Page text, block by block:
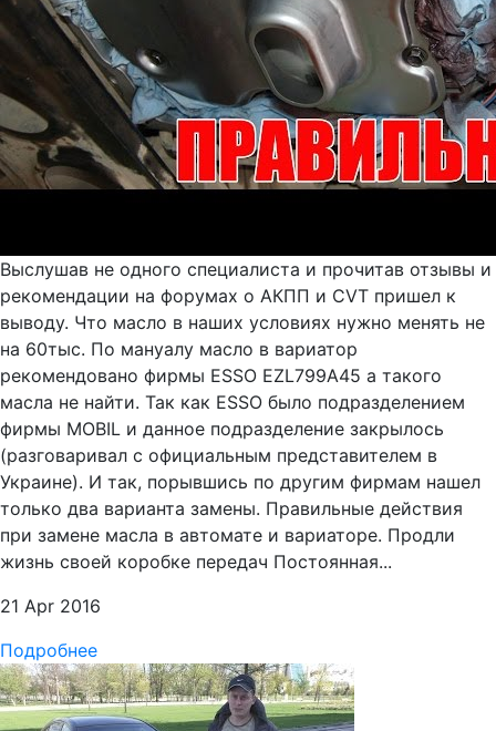
Выслушав не одного специалиста и прочитав отзывы и
рекомендации на форумах о АКПП и CVT пришел к
выводу. Что масло в наших условиях нужно менять не
на 60тыс. По мануалу масло в вариатор
рекомендовано фирмы ESSO EZL799A45 а такого
масла не найти. Так как ESSO было подразделением
фирмы MOBIL и данное подразделение закрылось
(разговаривал с официальным представителем в
Украине). И так, порывшись по другим фирмам нашел
только два варианта замены. Правильные действия
при замене масла в автомате и вариаторе. Продли
жизнь своей коробке передач Постоянная...
21 Apr 2016
Подробнее